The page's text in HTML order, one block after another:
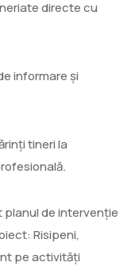
directe cu
informare și
tineri la
de intervenție
Risipeni,
pe activități